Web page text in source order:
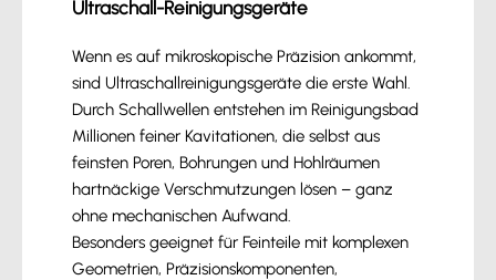
Ultraschall-Reinigungsgeräte
Wenn es auf mikroskopische Präzision ankommt,
sind Ultraschallreinigungsgeräte die erste Wahl.
Durch Schallwellen entstehen im Reinigungsbad
Millionen feiner Kavitationen, die selbst aus
feinsten Poren, Bohrungen und Hohlräumen
hartnäckige Verschmutzungen lösen – ganz
ohne mechanischen Aufwand.
Besonders geeignet für Feinteile mit komplexen
Geometrien, Präzisionskomponenten,